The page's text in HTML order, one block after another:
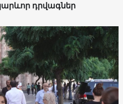
դրվագներ